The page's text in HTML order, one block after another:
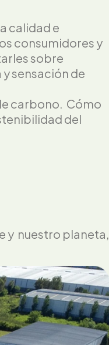
calidad e
consumidores y
sobre
sensación de
carbono. Cómo
del
y nuestro planeta,